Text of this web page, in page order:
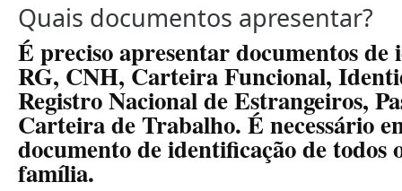
Quais documentos apresentar?
É preciso apresentar documentos de
RG, CNH, Carteira Funcional,
Registro Nacional de Estrangeiros,
Carteira de Trabalho. É necessário
documento de identificação de todos
família.